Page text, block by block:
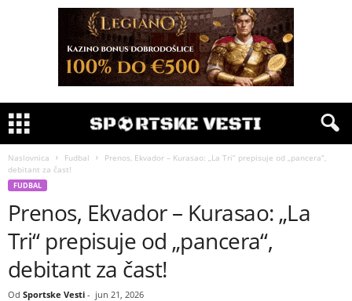
Naslovnica Fudbal
Prenos, Ekvador – Kurasao: „La Tri“ prepisuje od „pancera“,
debitant za čast!
FUDBAL
Prenos, Ekvador – Kurasao: „La
Tri“ prepisuje od „pancera“,
debitant za čast!
Od Sportske Vesti - jun 21, 2026